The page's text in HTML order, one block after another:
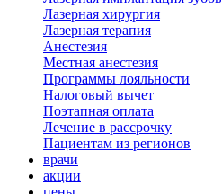
Лазерная хирургия
Лазерная терапия
Анестезия
Местная анестезия
Программы лояльности
Налоговый вычет
Поэтапная оплата
Лечение в рассрочку
Пациентам из регионов
врачи
акции